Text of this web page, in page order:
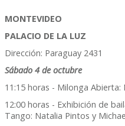
MONTEVIDEO
PALACIO DE LA LUZ
Dirección: Paraguay 2431
Sábado 4 de octubre
11:15 horas - Milonga Abierta:
12:00 horas - Exhibición de
Tango: Natalia Pintos y